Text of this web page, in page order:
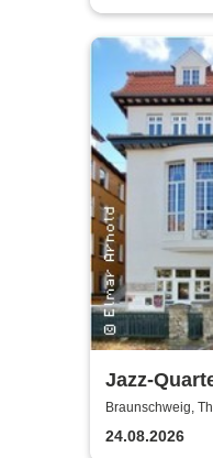
Jazz-
Braunschweig,
24.08.2026